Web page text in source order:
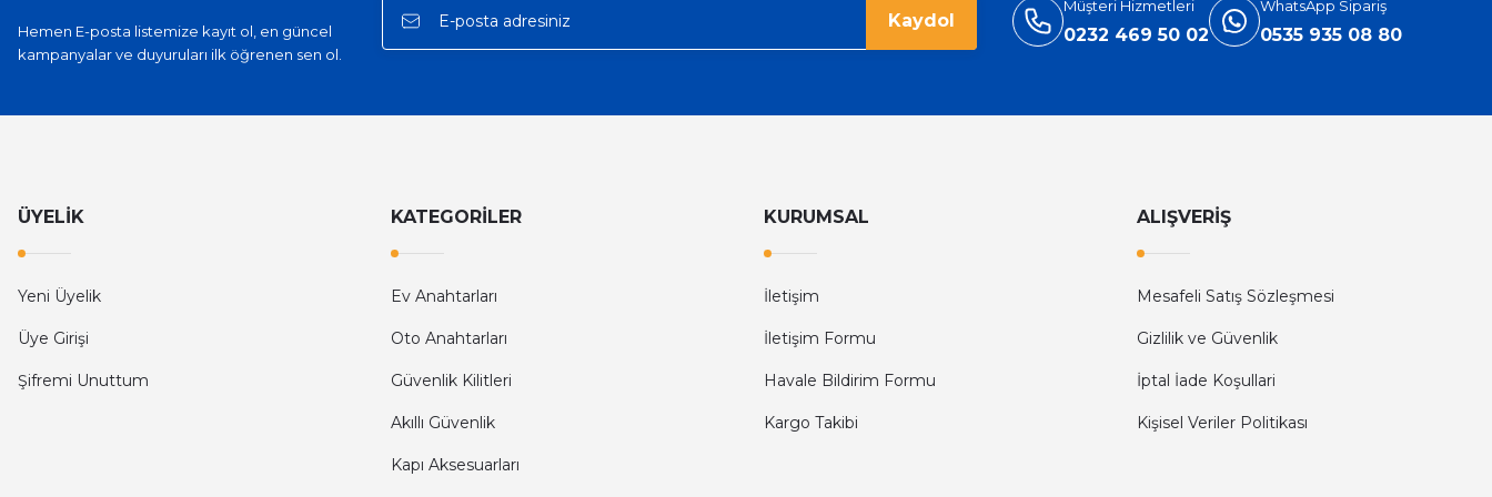
Hemen E-posta listemize kayıt ol, en güncel
kampanyalar ve duyuruları ilk öğrenen sen ol.
Kaydol
Müşteri Hizmetleri
0232 469 50 02
WhatsApp Sipariş
0535 935 08 80
ÜYELİK
Yeni Üyelik
Üye Girişi
Şifremi Unuttum
KATEGORİLER
Ev Anahtarları
Oto Anahtarları
Güvenlik Kilitleri
Akıllı Güvenlik
Kapı Aksesuarları
KURUMSAL
İletişim
İletişim Formu
Havale Bildirim Formu
Kargo Takibi
ALIŞVERİŞ
Mesafeli Satış Sözleşmesi
Gizlilik ve Güvenlik
İptal İade Koşullari
Kişisel Veriler Politikası